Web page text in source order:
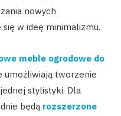
nowych
w ideę minimalizmu.
meble ogrodowe do
umożliwiają tworzenie
stylistyki. Dla
będą rozszerzone